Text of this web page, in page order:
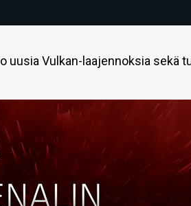
Vulkan-laajennoksia sekä